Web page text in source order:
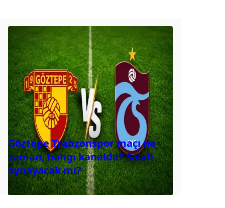
Göztepe Trabzonspor maçı ne
zaman, hangi kanalda? Salah
oynayacak mı?